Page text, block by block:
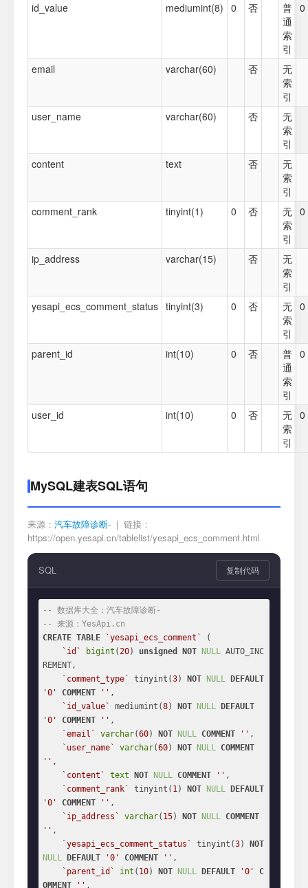
id_value mediumint(8) 0 否
普
通
索
引
0
email varchar(60) 否
无
索
引
user_name
varchar(60) 否
无
索
引
content
text 否
无
索
引
comment_rank
tinyint(1) 0 否
无
索
引
0
ip_address varchar(15) 否
无
索
引
yesapi_ecs_comment_status tinyint(3) 0 否
无
索
引
0
parent_id int(10) 0 否
普
通
索
引
0
user_id int(10) 0 否
无
索
引
0
MySQL建表SQL语句
来源： 汽车故障诊断- | 链接：
https://open.yesapi.cn/tablelist/yesapi_ecs_comment.html
SQL 复制代码
-- 数据库大全：汽车故障诊断-
-- 来源：YesApi.cn
CREATE TABLE `yesapi_ecs_comment`
(
`id`
bigint (20) unsigned NOT NULL AUTO_INC
REMENT,
`comment_type`
tinyint(3) NOT NULL
DEFAULT
'0'
COMMENT '' ,
`id_value`
mediumint(8) NOT NULL
DEFAULT
'0'
COMMENT '' ,
`email`
varchar(60) NOT NULL COMMENT '' ,
`user_name`
varchar(60) NOT NULL COMMENT
'' ,
`content`
text NOT NULL COMMENT '' ,
`comment_rank`
tinyint( 1) NOT NULL
DEFAULT
'0'
COMMENT '' ,
`ip_address`
varchar( 15) NOT NULL COMMENT
'' ,
`yesapi_ecs_comment_status`
tinyint(3)
NOT
NULL
DEFAULT '0' COMMENT '' ,
`parent_id`
int ( 10) NOT NULL DEFAULT '0'
C
OMMENT
'' ,